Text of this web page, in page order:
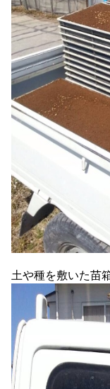
土や種を敷いた苗